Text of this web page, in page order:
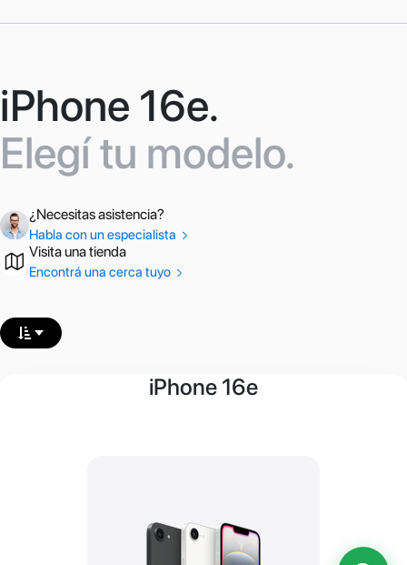
iPhone 16e.
Elegí tu modelo.
¿Necesitas asistencia?
Habla con un especialista
Visita una tienda
Encontrá una cerca tuyo
iPhone 16e